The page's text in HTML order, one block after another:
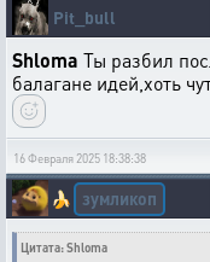
Pit_bull
Shloma Ты разбил
балагане идей,хоть
16 Февраля 2025 18:38:38
🍌 зумликоп
Цитата: Shloma